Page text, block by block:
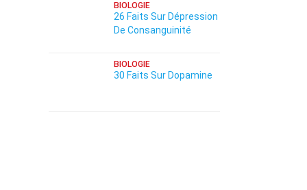
BIOLOGIE
26 Faits Sur Dépression
De Consanguinité
BIOLOGIE
30 Faits Sur Dopamine